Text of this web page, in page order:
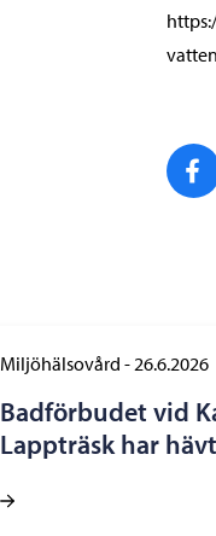
Miljöhälsovård -26.6.2026
Badförbudet vid
Lappträsk har